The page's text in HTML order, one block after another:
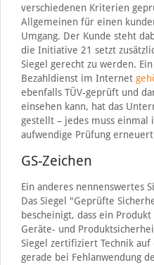
verschiedenen Kriterien
Allgemeinen für einen
Umgang. Der Kunde steht
die Initiative 21 setzt
Siegel gerecht zu werden.
Bezahldienst im Internet
ebenfalls TÜV-geprüft und
einsehen kann, hat das
gestellt – jedes muss einmal
aufwendige Prüfung
GS-Zeichen
Ein anderes nennenswertes
Das Siegel "Geprüfte
bescheinigt, dass ein
Geräte- und
Siegel zertifiziert Technik auf
gerade bei Fehlanwendung